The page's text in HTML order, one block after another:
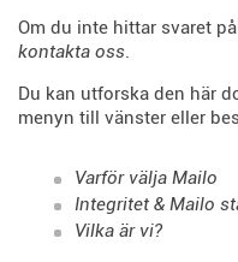
Om du inte hittar svaret
kontakta oss.
Du kan utforska den här
menyn till vänster eller
Varför välja Mailo
Integritet & Mailo
Vilka är vi?